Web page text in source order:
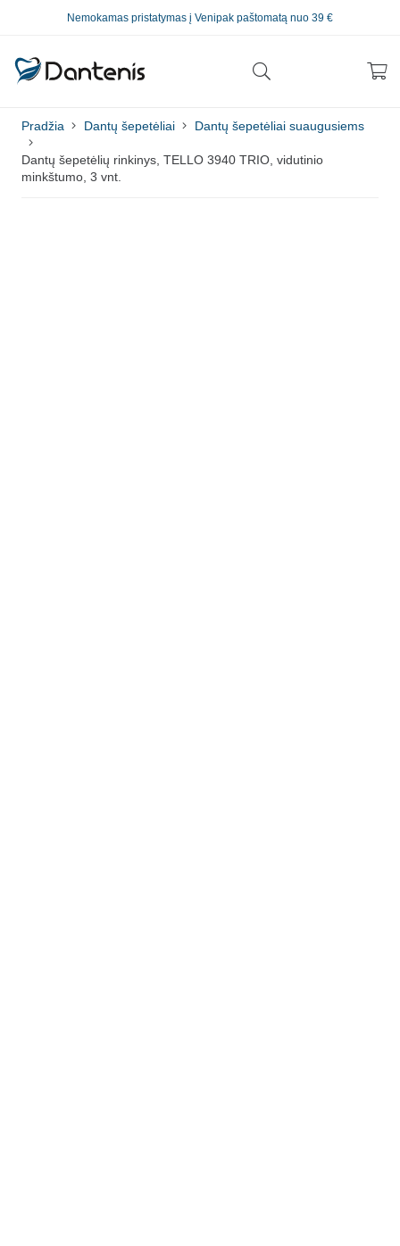
Nemokamas pristatymas į Venipak paštomatą nuo 39 €
Pradžia Dantų šepetėliai Dantų šepetėliai suaugusiems
Dantų šepetėlių rinkinys, TELLO 3940 TRIO, vidutinio
minkštumo, 3 vnt.